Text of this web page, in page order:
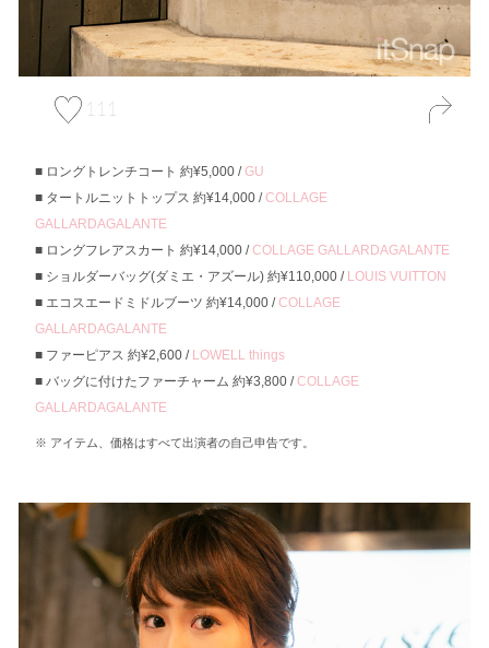
111
ロングトレンチコート 約¥5,000 /GU
タートルニットトップス 約¥14,000 /COLLAGE
GALLARDAGALANTE
ロングフレアスカート 約¥14,000 /COLLAGE GALLARDAGALANTE
ショルダーバッグ(ダミエ・アズール) 約¥110,000 / LOUIS VUITTON
エコスエードミドルブーツ 約¥14,000 /COLLAGE
GALLARDAGALANTE
ファーピアス 約¥2,600 / LOWELL things
バッグに付けたファーチャーム 約¥3,800 /COLLAGE
GALLARDAGALANTE
アイテム、価格はすべて出演者の自己申告です。